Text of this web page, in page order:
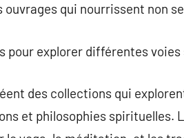
ouvrages qui nourrissent non
pour explorer différentes
des collections qui
et philosophies spirituelles.